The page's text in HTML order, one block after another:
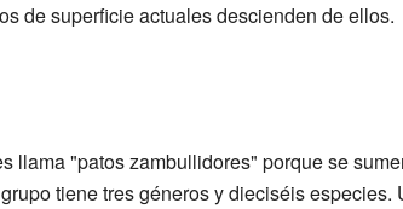
de superficie actuales descienden de ellos.
llama "patos zambullidores" porque se
tiene tres géneros y dieciséis especies.